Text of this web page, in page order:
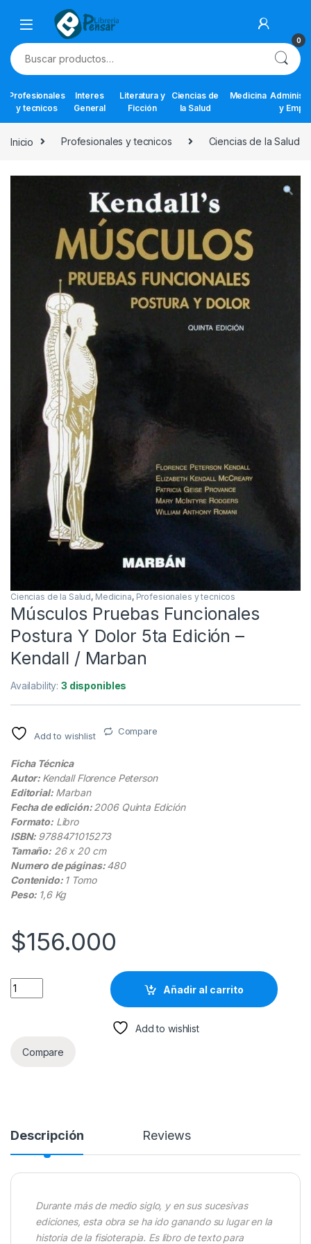
Skip to navigation
Skip to content
0
Buscar por:
Profesionales
y tecnicos
Interes
General
Literatura y
Ficción
Ciencias de
la Salud
Medicina
y
Inicio Profesionales y tecnicos Ciencias de la Salud
Ciencias de la Salud, Medicina, Profesionales y tecnicos
Músculos Pruebas Funcionales
Postura Y Dolor 5ta Edición –
Kendall / Marban
Availability:3 disponibles
Add to wishlist Compare
Ficha Técnica
Autor: Kendall Florence Peterson
Editorial:Marban
Fecha de edición:2006 Quinta Edición
Formato:Libro
ISBN: 9788471015273
Tamaño: 26 x 20 cm
Numero de páginas:480
Contenido: 1 Tomo
Peso: 1,6 Kg
$156.000
Músculos Pruebas Funcionales Postura Y Dolor 5ta Edición
Añadir al carrito
Add to wishlist
Compare
Descripción Reviews
Durante más de medio siglo, y en sus sucesivas
ediciones, esta obra se ha ido ganando su lugar en la
historia de la fisioterapia. Es libro de texto para